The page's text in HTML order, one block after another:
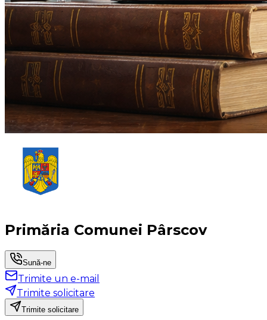
Primăria Comunei Pârscov
Sună-ne
Trimite un e-mail
Trimite solicitare
Trimite solicitare